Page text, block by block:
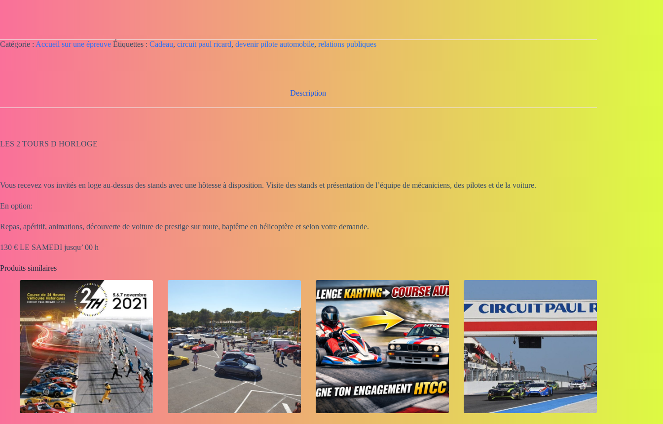
Catégorie : Accueil sur une épreuve Étiquettes : Cadeau, circuit paul ricard, devenir pilote automobile, relations publiques
Description
LES 2 TOURS D HORLOGE
Vous recevez vos invités en loge au-dessus des stands avec une hôtesse à disposition. Visite des stands et présentation de l’équipe de mécaniciens, des pilotes et de la voiture.
En option:
Repas, apéritif, animations, découverte de voiture de prestige sur route, baptême en hélicoptère et selon votre demande.
130 € LE SAMEDI jusqu’ 00 h
Produits similaires